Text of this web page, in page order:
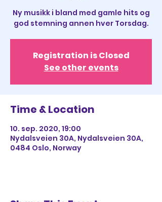
Ny musikk i bland med gamle hits og
god stemning annen hver Torsdag.
Registration is Closed
See other events
Time & Location
10. sep. 2020, 19:00
Nydalsveien 30A, Nydalsveien 30A,
0484 Oslo, Norway